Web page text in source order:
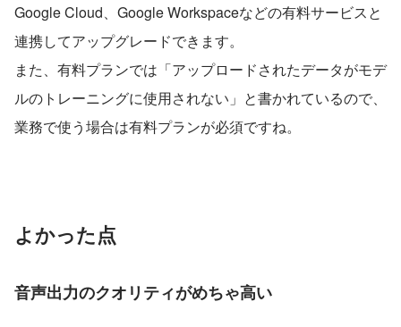
Google Cloud、Google Workspaceなどの有料サービスと
連携してアップグレードできます。
また、有料プランでは「アップロードされたデータがモデ
ルのトレーニングに使用されない」と書かれているので、
業務で使う場合は有料プランが必須ですね。
よかった点
音声出力のクオリティがめちゃ高い